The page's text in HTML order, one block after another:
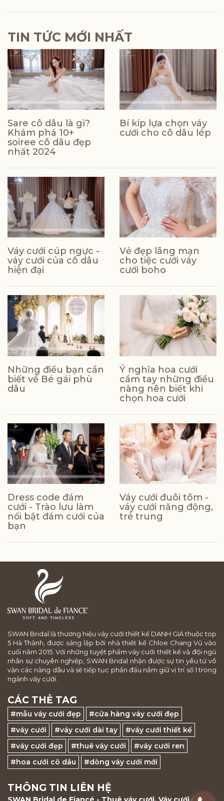
TIN TỨC MỚI NHẤT
Sare cô dâu là gì?
Khám phá 10+
soiree cô dâu đẹp
nhất 2024
Bí kíp lựa chọn váy
cưới cho cô dâu lép
Váy cưới cúp ngực -
váy cưới của cô dâu
hiện đại
Vẻ đẹp lãng mạn
cho tiệc cưới váy
cưới boho
Những điều bạn cần
biết về Bé gái phù
dâu
Ý nghĩa hoa cưới
cầm tay những điều
nàng nên biết khi
chọn hoa cưới
Dress code đám
cưới - Trào lưu làm
nổi bật đám cưới của
bạn
Váy cưới đuôi tôm -
váy cưới năng động,
trẻ trung
SWAN Bridal là thương hiệu váy cưới thiết kế DANH GIÁ thuộc top
5 Hà Thành, được sáng lập bởi nhà thiết kế Chloe Chang Vũ vào
cuối năm 2015. Với những tuyệt phẩm váy cưới thiết kế và đội ngũ
nhân sự chuyên nghiệp, SWAN Bridal nhận được sự tin yêu từ vô
vàn các nàng dâu và sẽ tiếp tục phấn đấu nắm giữ vị trí số 1 trong
ngành váy cưới.
CÁC THẺ TAG
#mẫu váy cưới đẹp
#cửa hàng váy cưới đẹp
#váy cưới
#váy cưới dài tay
#váy cưới thiết kế
#váy cưới đẹp
#thuê váy cưới
#váy cưới ren
#hoa cưới cô dâu
#dòng váy cưới mới
THÔNG TIN LIÊN HỆ